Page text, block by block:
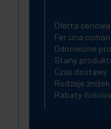
Oferta cenowa
Fer una
Odnowione
Stany
Czas dostawy
Rodzaje zniżek
Rabaty